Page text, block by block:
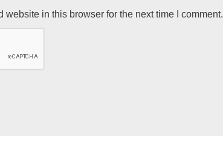
website in this browser for the next time I comment.